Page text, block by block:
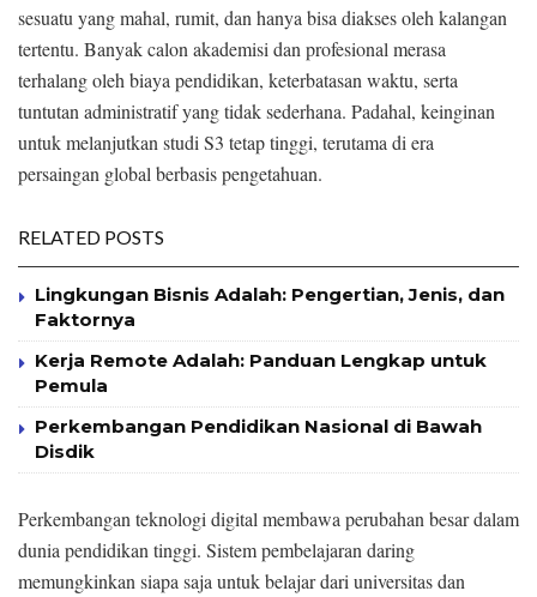
sesuatu yang mahal, rumit, dan hanya bisa diakses oleh kalangan
tertentu. Banyak calon akademisi dan profesional merasa
terhalang oleh biaya pendidikan, keterbatasan waktu, serta
tuntutan administratif yang tidak sederhana. Padahal, keinginan
untuk melanjutkan studi S3 tetap tinggi, terutama di era
persaingan global berbasis pengetahuan.
RELATED POSTS
Lingkungan Bisnis Adalah: Pengertian, Jenis, dan
Faktornya
Kerja Remote Adalah: Panduan Lengkap untuk
Pemula
Perkembangan Pendidikan Nasional di Bawah
Disdik
Perkembangan teknologi digital membawa perubahan besar dalam
dunia pendidikan tinggi. Sistem pembelajaran daring
memungkinkan siapa saja untuk belajar dari universitas dan